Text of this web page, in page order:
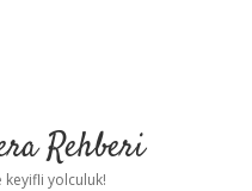
Rehberi
keyifli yolculuk!